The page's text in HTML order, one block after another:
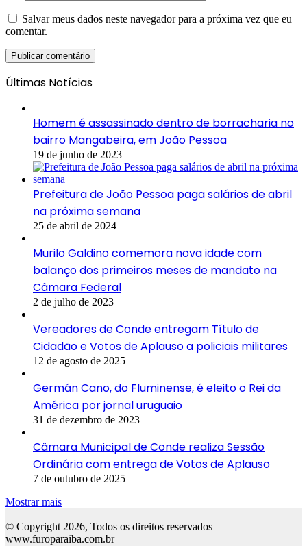
Salvar meus dados neste navegador para a próxima vez que eu
comentar.
Últimas Notícias
Homem é assassinado dentro de borracharia no
bairro Mangabeira, em João Pessoa
19 de junho de 2023
Prefeitura de João Pessoa paga salários de abril
na próxima semana
25 de abril de 2024
Murilo Galdino comemora nova idade com
balanço dos primeiros meses de mandato na
Câmara Federal
2 de julho de 2023
Vereadores de Conde entregam Título de
Cidadão e Votos de Aplauso a policiais militares
12 de agosto de 2025
Germán Cano, do Fluminense, é eleito o Rei da
América por jornal uruguaio
31 de dezembro de 2023
Câmara Municipal de Conde realiza Sessão
Ordinária com entrega de Votos de Aplauso
7 de outubro de 2025
Mostrar mais
© Copyright 2026, Todos os direitos reservados |
www.furoparaiba.com.br